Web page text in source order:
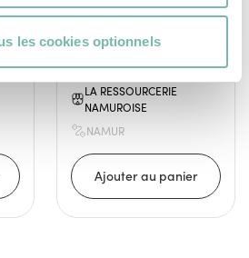
les cookies optionnels
par un ferronnier
local.
LA RESSOURCERIE
NAMUROISE
NAMUR